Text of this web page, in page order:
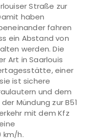
Straße zur
haben
fahren
ein Abstand von
werden. Die
Art in Saarlouis
einer
ist sichere
und dem
Mündung zur B51
mit dem Kfz
km/h.